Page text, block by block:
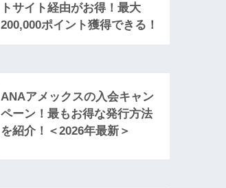
トサイト経由がお得！最大
200,000ポイント獲得できる！
ANAアメックスの入会キャン
ペーン！最もお得な発行方法
を紹介！＜2026年最新＞